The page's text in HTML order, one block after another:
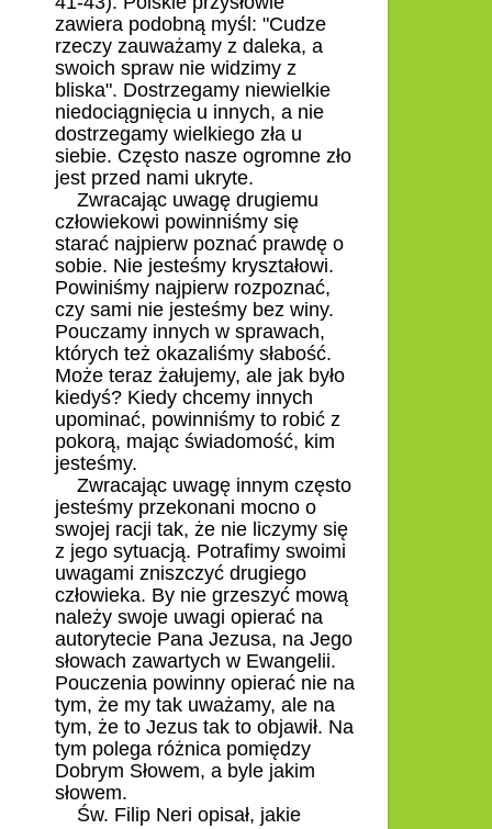
zawiera podobną myśl: "Cudze
rzeczy zauważamy z daleka, a
swoich spraw nie widzimy z
bliska". Dostrzegamy niewielkie
niedociągnięcia u innych, a nie
dostrzegamy wielkiego zła u
siebie. Często nasze ogromne zło
jest przed nami ukryte.
Zwracając uwagę drugiemu
człowiekowi powinniśmy się
starać najpierw poznać prawdę o
sobie. Nie jesteśmy kryształowi.
Powiniśmy najpierw rozpoznać,
czy sami nie jesteśmy bez winy.
Pouczamy innych w sprawach,
których też okazaliśmy słabość.
Może teraz żałujemy, ale jak było
kiedyś? Kiedy chcemy innych
upominać, powinniśmy to robić z
pokorą, mając świadomość, kim
jesteśmy.
Zwracając uwagę innym często
jesteśmy przekonani mocno o
swojej racji tak, że nie liczymy się
z jego sytuacją. Potrafimy swoimi
uwagami zniszczyć drugiego
człowieka. By nie grzeszyć mową
należy swoje uwagi opierać na
autorytecie Pana Jezusa, na Jego
słowach zawartych w Ewangelii.
Pouczenia powinny opierać nie na
tym, że my tak uważamy, ale na
tym, że to Jezus tak to objawił. Na
tym polega różnica pomiędzy
Dobrym Słowem, a byle jakim
słowem.
Św. Filip Neri opisał, jakie